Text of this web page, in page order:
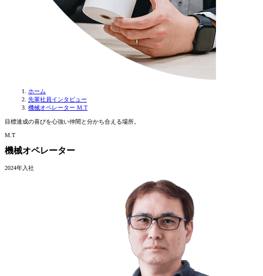
ホーム
先輩社員インタビュー
機械オペレーター M.T
目標達成の喜びを心強い仲間と分かち合える場所。
M T
機械オペレーター
2024年入社